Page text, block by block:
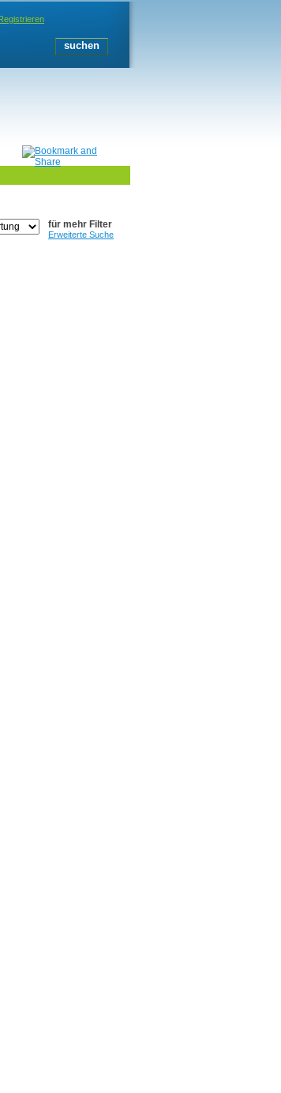
für mehr Filter
Erweiterte Suche